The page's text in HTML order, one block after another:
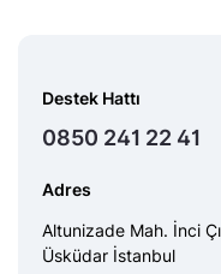
Destek Hattı
0850 241 22 41
Adres
Altunizade Mah. İnci
Üsküdar İstanbul